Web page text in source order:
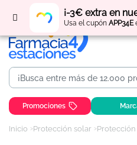
¡-3€ extra en
Usa el cupón APP34E
Regístratey obtén
Promociones
Inicio Protección solar